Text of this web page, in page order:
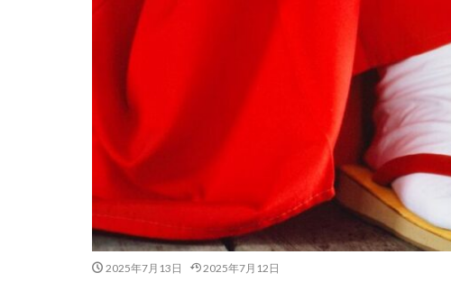
2025年7月13日 2025年7月12日